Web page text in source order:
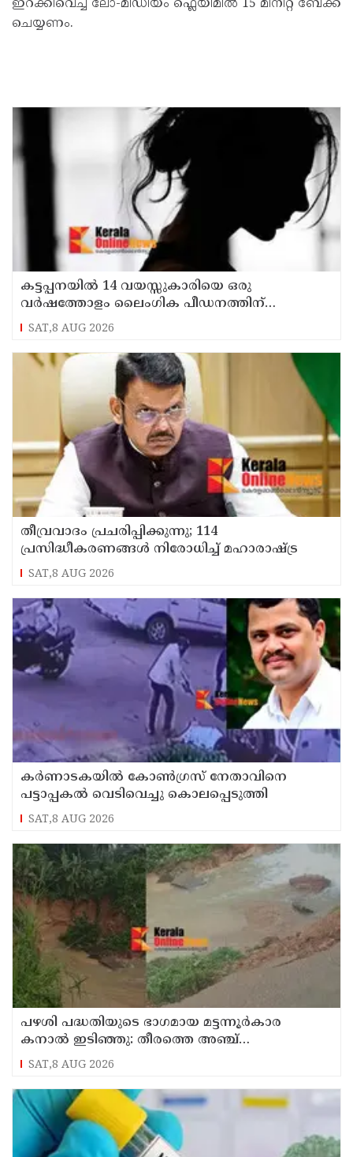
ഇറക്കിവെച്ച് ലോ-മീഡിയം ഫ്ലെയിമിൽ 15 മിനിറ്റ് ബേക്ക്
ചെയ്യണം.
കട്ടപ്പനയില്‍ 14 വയസ്സുകാരിയെ ഒരു
വര്‍ഷത്തോളം ലൈംഗിക പീഡനത്തിന്
ഇരയാക്കി; രണ്ടാനച്ഛൻ പിടിയില്‍
SAT,8 AUG 2026
തീവ്രവാദം പ്രചരിപ്പിക്കുന്നു; 114
പ്രസിദ്ധീകരണങ്ങൾ നിരോധിച്ച് മഹാരാഷ്ട്ര
SAT,8 AUG 2026
കർണാടകയിൽ കോൺഗ്രസ് നേതാവിനെ
പട്ടാപ്പകൽ വെടിവെച്ചു കൊലപ്പെടുത്തി
SAT,8 AUG 2026
പഴശി പദ്ധതിയുടെ ഭാഗമായ മട്ടന്നൂർകാര
കനാൽ ഇടിഞ്ഞു: തീരത്തെ അഞ്ച്
കുടുംബങ്ങളെ മാറ്റി
SAT,8 AUG 2026